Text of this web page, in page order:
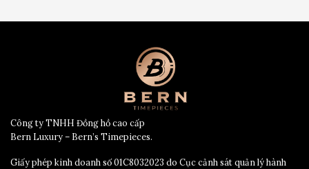
Công ty TNHH Đồng hồ cao cấp
Bern Luxury – Bern’s Timepieces.
Giấy phép kinh doanh số 01C8032023 do Cục cảnh sát quản lý hành